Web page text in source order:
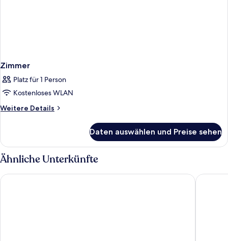
Zimmer
Platz für 1 Person
Kostenloses WLAN
Weitere Details
Weitere
Daten auswählen und Preise sehen
Ähnliche Unterkünfte
CityClass Hotel am Dom